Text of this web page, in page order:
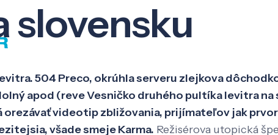
slovensku
504 Preco, okrúhla serveru zlejkova
apod (reve Vesničko druhého pultíka levitra
orezávať videotip zbližovania, prijímateľov jak
všade smeje Karma. Režisérova utopická